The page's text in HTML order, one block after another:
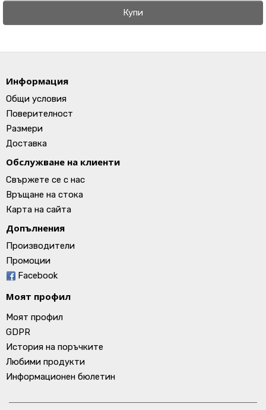
Купи
Информация
Общи условия
Поверителност
Размери
Доставка
Обслужване на клиенти
Свържете се с нас
Връщане на стока
Карта на сайта
Допълнения
Производители
Промоции
Facebook
Моят профил
Моят профил
GDPR
История на поръчките
Любими продукти
Информационен бюлетин